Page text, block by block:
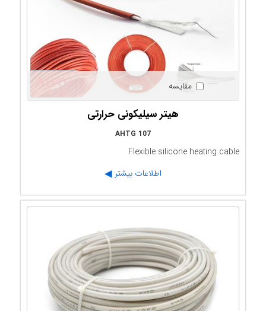
مقایسه
هیتر سیلیکونی حرارتی
AHTG 107
Flexible silicone heating cable
اطلاعات بیشتر